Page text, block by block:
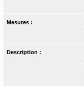
Mesures :
Description :